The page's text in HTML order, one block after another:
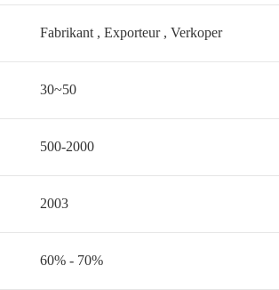
Fabrikant , Exporteur , Verkoper
30~50
500-2000
2003
60% - 70%